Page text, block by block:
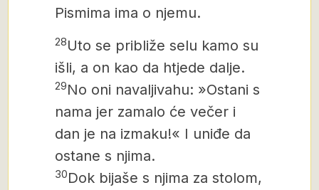
Pismima ima o njemu.
28Uto se približe selu kamo su
išli, a on kao da htjede dalje.
29No oni navaljivahu: »Ostani s
nama jer zamalo će večer i
dan je na izmaku!« I uniđe da
ostane s njima.
30Dok bijaše s njima za stolom,